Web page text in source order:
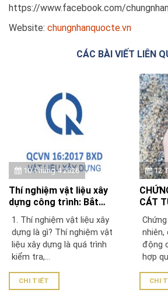
https://www.facebook.com/
Website: chungnhanquocte.vn
CÁC BÀI VIẾT LIÊN
10 Tháng 4 2026
Thí nghiệm vật liệu xây
dựng công trình: Bắt
buộc để chứng nhận
QCVN 16:2023/BXD
1. Thí nghiệm vật liệu xây
dựng là gì? Thí nghiệm vật
liệu xây dựng là quá trình
kiểm tra,...
CHI TIẾT
12
CÁT
nhiên,
động
hợp
CHI